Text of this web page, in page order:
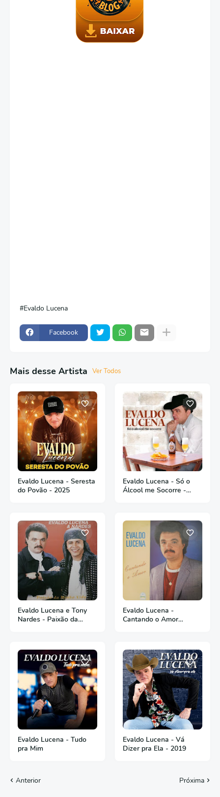
Evaldo Lucena
Facebook
Mais desse Artista Ver Todos
Evaldo Lucena - Seresta
do Povão - 2025
Evaldo Lucena - Só o
Álcool me Socorre -
Evaldo Lucena e Tony
Nardes - Paixão da
Evaldo Lucena -
Cantando o Amor
Evaldo Lucena - Tudo
pra Mim
Evaldo Lucena - Vá
Dizer pra Ela - 2019
Anterior Próxima